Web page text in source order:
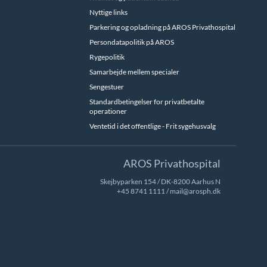
Nyttige links
Parkering og opladning på AROS Privathospital
Persondatapolitik på AROS
Rygepolitik
Samarbejde mellem specialer
Sengestuer
Standardbetingelser for privatbetalte
operationer
Ventetid i det offentlige - Frit sygehusvalg
AROS Privathospital
Skejbyparken 154 / DK-8200 Aarhus N
+45 8741 1111 /mail@arosph.dk